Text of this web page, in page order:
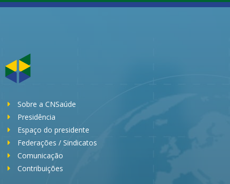
Sobre a CNSaúde
Presidência
Espaço do presidente
Federações / Sindicatos
Comunicação
Contribuições